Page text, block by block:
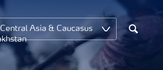
Central Asia & Caucasus
Search